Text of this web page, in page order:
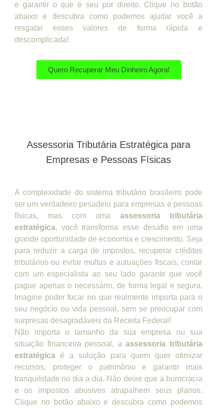
e garantir o que é seu por direito. Clique no botão
abaixo e descubra como podemos ajudar você a
resgatar esses valores de forma rápida e
descomplicada!
Quero Recuperar Meu Dinheiro Agora!
Assessoria Tributária Estratégica para
Empresas e Pessoas Físicas
A complexidade do sistema tributário brasileiro pode
ser um verdadeiro pesadelo para empresas e pessoas
físicas, mas com uma assessoria tributária
estratégica, você transforma esse desafio em uma
grande oportunidade de economia e crescimento. Seja
para reduzir a carga de impostos, recuperar créditos
tributários ou evitar multas e autuações fiscais, contar
com um especialista ao seu lado garante que você
pague apenas o necessário, de forma legal e segura.
Imagine poder focar no que realmente importa para o
seu negócio ou vida pessoal, sem se preocupar com
surpresas desagradáveis da Receita Federal!
Não importa o tamanho da sua empresa ou sua
situação financeira pessoal, aassessoria tributária
estratégica é a solução para quem quer otimizar
recursos, proteger o patrimônio e garantir mais
tranquilidade no dia a dia. Não deixe que a burocracia
e os impostos abusivos atrapalhem seus planos.
Clique no botão abaixo e descubra como podemos